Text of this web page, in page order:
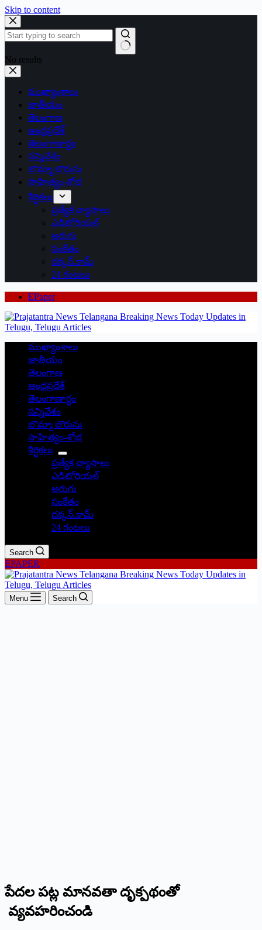
Skip to content
No results
ముఖ్యాంశాలు
జాతీయం
తెలంగాణ
ఆంధ్రప్రదేశ్
తెలంగాణార్థం
సన్నివేశం
బొమ్మా బొరుసు
సాహిత్యం-శోభ
శీర్షికలు
ప్రత్యేక వ్యాసాలు
ఎడిటోరియల్
అరుగు
సంకేతం
దక్కన్.కామ్
24 గంటలు
EPaper
ముఖ్యాంశాలు
జాతీయం
తెలంగాణ
ఆంధ్రప్రదేశ్
తెలంగాణార్థం
సన్నివేశం
బొమ్మా బొరుసు
సాహిత్యం-శోభ
శీర్షికలు
ప్రత్యేక వ్యాసాలు
ఎడిటోరియల్
అరుగు
సంకేతం
దక్కన్.కామ్
24 గంటలు
Search
EPAPER
Menu Search
పేద‌ల ప‌ట్ల మానవతా దృక్పథంతో
వ్యవహరించండి